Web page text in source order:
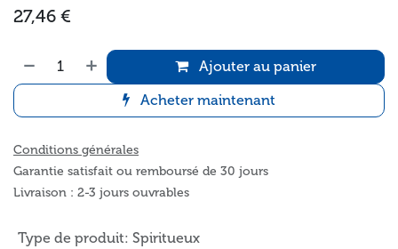
27,46 €
Ajouter au panier
Acheter maintenant
Conditions générales
Garantie satisfait ou remboursé de 30 jours
Livraison : 2-3 jours ouvrables
Type de produit: Spiritueux